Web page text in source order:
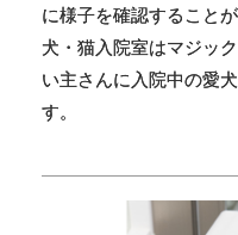
に様子を確認すること
犬・猫入院室はマジッ
い主さんに入院中の愛
す。